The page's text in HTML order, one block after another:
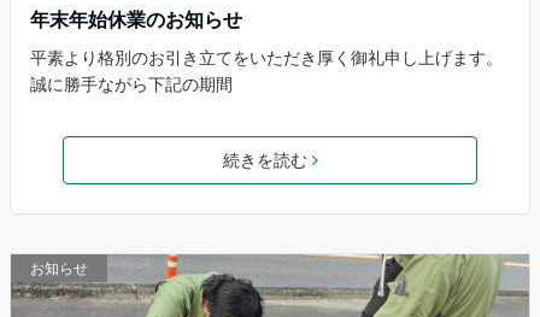
年末年始休業のお知らせ
平素より格別のお引き立てをいただき厚く御礼申し上げます。
誠に勝手ながら下記の期間
続きを読む
お知らせ